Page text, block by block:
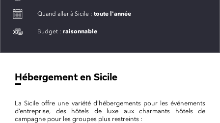
Quand aller à Sicile : toute l'année
Budget : raisonnable
Hébergement en Sicile
La Sicile offre une variété d’hébergements pour les événements
d’entreprise, des hôtels de luxe aux charmants hôtels de
campagne pour les groupes plus restreints :